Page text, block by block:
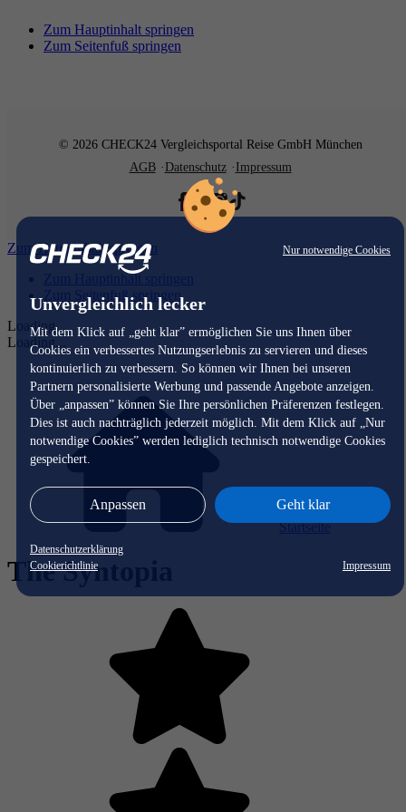
Nur notwendige Cookies
Unvergleichlich lecker
Mit dem Klick auf „geht klar” ermöglichen Sie uns Ihnen über
Cookies ein verbessertes Nutzungserlebnis zu servieren und dieses
kontinuierlich zu verbessern. So können wir Ihnen bei unseren
Partnern personalisierte Werbung und passende Angebote anzeigen.
Über „anpassen” können Sie Ihre persönlichen Präferenzen festlegen.
Dies ist auch nachträglich jederzeit möglich. Mit dem Klick auf „Nur
notwendige Cookies” werden lediglich technisch notwendige Cookies
gespeichert.
Anpassen Geht klar
Datenschutzerklärung
Cookierichtlinie
Impressum
Zum Hauptinhalt springen
Zum Seitenfuß springen
© 2026 CHECK24 Vergleichsportal Reise GmbH München
AGB
Datenschutz Impressum
Zum Hauptinhalt springen
Zum Hauptinhalt springen
Zum Seitenfuß springen
Loading...
Loading...
Startseite
The Syntopia